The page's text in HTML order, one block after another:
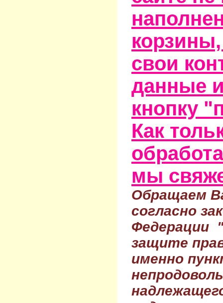
свои
данные
кнопку
Как
мы
Обращаем
согласно
Федерации
защите
именно